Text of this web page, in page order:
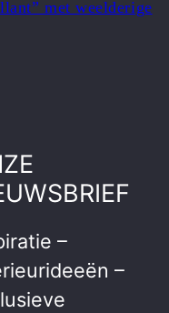
met weelderige
–
–